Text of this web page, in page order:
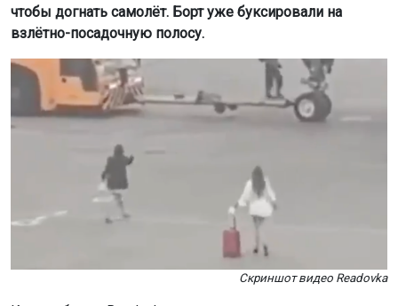
чтобы догнать самолёт. Борт уже буксировали на
взлётно-посадочную полосу.
Скриншот видео Readovka